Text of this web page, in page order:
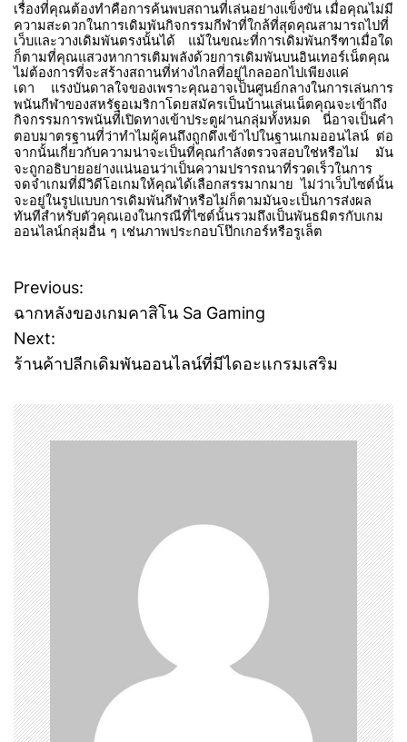
เรื่องที่คุณต้องทำคือการค้นพบสถานที่เล่นอย่างแข็งขัน เมื่อคุณไม่มี
ความสะดวกในการเดิมพันกิจกรรมกีฬาที่ใกล้ที่สุดคุณสามารถไปที่
เว็บและวางเดิมพันตรงนั้นได้
แม้ในขณะที่การเดิมพันกรีฑาเมื่อใด
ก็ตามที่คุณแสวงหาการเติมพลังด้วยการเดิมพันบนอินเทอร์เน็ตคุณ
ไม่ต้องการที่จะสร้างสถานที่ห่างไกลที่อยู่ไกลออกไปเพียงแค่
เดา
แรงบันดาลใจของเพราะคุณอาจเป็นศูนย์กลางในการเล่นการ
พนันกีฬาของสหรัฐอเมริกาโดยสมัครเป็นบ้านเล่นเน็ตคุณจะเข้าถึง
กิจกรรมการพนันที่เปิดทางเข้าประตูผ่านกลุ่มทั้งหมด
นี่อาจเป็นคำ
ตอบมาตรฐานที่ว่าทำไมผู้คนถึงถูกดึงเข้าไปในฐานเกมออนไลน์ ต่อ
จากนั้นเกี่ยวกับความน่าจะเป็นที่คุณกำลังตรวจสอบใช่หรือไม่
มัน
จะถูกอธิบายอย่างแน่นอนว่าเป็นความปรารถนาที่รวดเร็วในการ
จดจำเกมที่มีวิดีโอเกมให้คุณได้เลือกสรรมากมาย ไม่ว่าเว็บไซต์นั้น
จะอยู่ในรูปแบบการเดิมพันกีฬาหรือไม่ก็ตามมันจะเป็นการส่งผล
ทันทีสำหรับตัวคุณเองในกรณีที่ไซต์นั้นรวมถึงเป็นพันธมิตรกับเกม
ออนไลน์กลุ่มอื่น ๆ เช่นภาพประกอบโป๊กเกอร์หรือรูเล็ต
P
o
s
t
n
a
v
i
g
a
t
i
Previous:
ฉากหลังของเกมคาสิโน Sa Gaming
Next:
ร้านค้าปลีกเดิมพันออนไลน์ที่มีไดอะแกรมเสริม